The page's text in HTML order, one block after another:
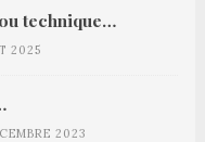
technique…
2025
2023